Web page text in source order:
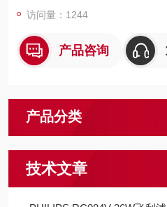
访问量：1244
产品咨询
产品分类
技术文章